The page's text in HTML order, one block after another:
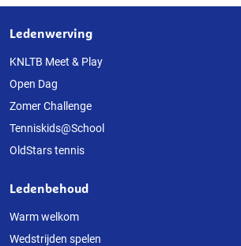
Over
deze
website
Ledenwerving
KNLTB Meet & Play
Open Dag
Zomer Challenge
Tenniskids@School
OldStars tennis
Ledenbehoud
Warm welkom
Wedstrijden spelen